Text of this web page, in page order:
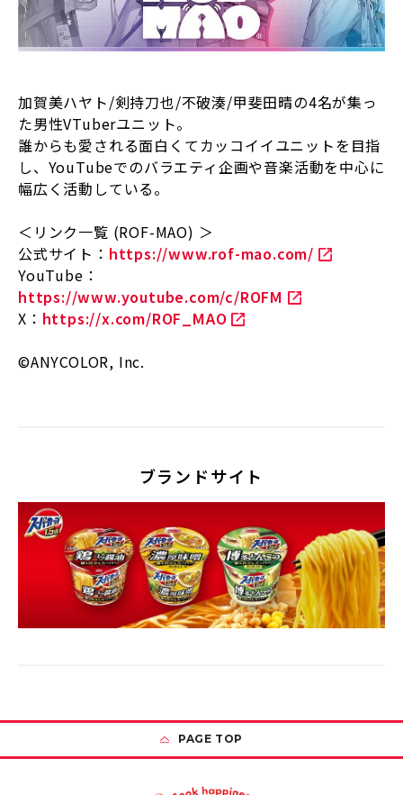
加賀美ハヤト/剣持刀也/不破湊/甲斐田晴の4名が集っ
た男性VTuberユニット。
誰からも愛される面白くてカッコイイユニットを目指
し、YouTubeでのバラエティ企画や音楽活動を中心に
幅広く活動している。
＜リンク一覧 (ROF-MAO) ＞
公式サイト： https://www.rof-mao.com/
YouTube：
https://www.youtube.com/c/ROFM
X： https://x.com/ROF_MAO
©ANYCOLOR, Inc.
ブランドサイト
PAGE TOP